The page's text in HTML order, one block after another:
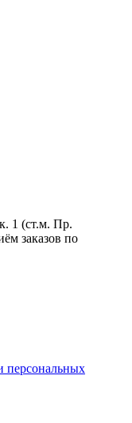
1 (ст.м. Пр.
заказов по
персональных